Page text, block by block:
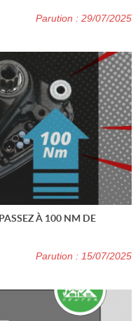
Parution : 29/07/2025
À 100 NM DE
Parution : 15/07/2025